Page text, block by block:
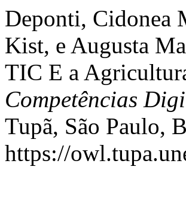
Deponti, Cidonea
Kist, e Augusta
TIC E a
Competências
Tupã, São Paulo,
https://